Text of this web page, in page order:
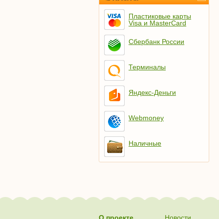
Пластиковые карты
Visa и MasterCard
Сбербанк России
Терминалы
Яндекс-Деньги
Webmoney
Наличные